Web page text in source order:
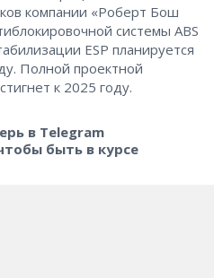
компании «Роберт Бош
системы ABS
ESP планируется
Полной проектной
к 2025 году.
в Telegram
быть в курсе